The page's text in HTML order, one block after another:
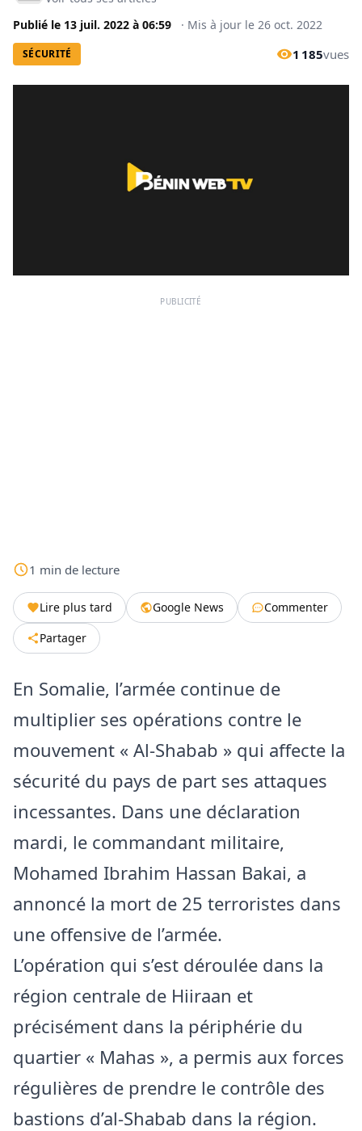
Publié le 13 juil. 2022 à 06:59 · Mis à jour le 26 oct. 2022
SÉCURITÉ 1 185vues
PUBLICITÉ
1 min de lecture
Lire plus tard Google News
Commenter
Partager
En Somalie, l’armée continue de
multiplier ses opérations contre le
mouvement « Al-Shabab » qui affecte la
sécurité du pays de part ses attaques
incessantes. Dans une déclaration
mardi, le commandant militaire,
Mohamed Ibrahim Hassan Bakai, a
annoncé la mort de 25 terroristes dans
une offensive de l’armée.
L’opération qui s’est déroulée dans la
région centrale de Hiiraan et
précisément dans la périphérie du
quartier « Mahas », a permis aux forces
régulières de prendre le contrôle des
bastions d’al-Shabab dans la région.